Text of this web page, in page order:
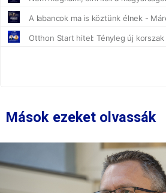
Mások ezeket olvassák